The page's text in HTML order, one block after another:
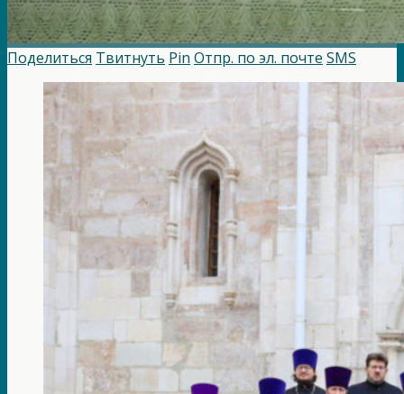
Поделиться Твитнуть Pin Отпр. по эл. почте SMS